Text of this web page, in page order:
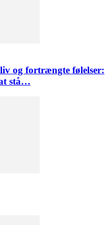
og fortrængte følelser:
stå…